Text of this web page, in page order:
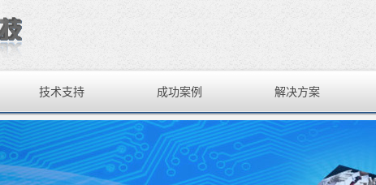
技术支持 成功案例 解决方案